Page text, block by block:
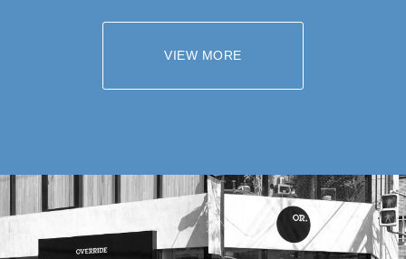
VIEW MORE